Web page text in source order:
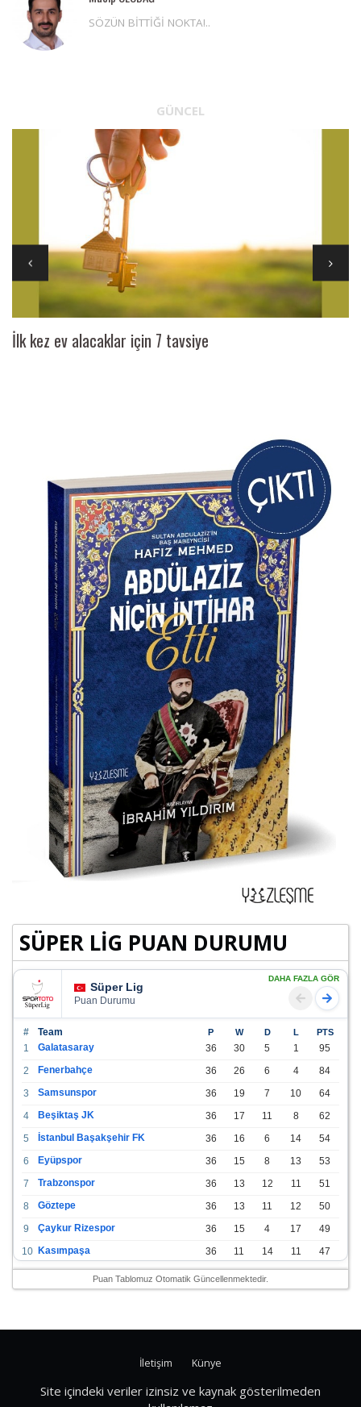
SÖZÜN BİTTİĞİ NOKTA!..
GÜNCEL
İlk kez ev alacaklar için 7 tavsiye
SÜPER LİG PUAN DURUMU
Süper Lig
Puan Durumu
DAHA FAZLA GÖR
# Team P W D L PTS
1 Galatasaray 36 30 5 1
95
2
Fenerbahçe 36 26 6 4
84
3
Samsunspor 36 19 7 10
64
4
Beşiktaş JK 36 17 11 8
62
5
İstanbul Başakşehir FK 36 16 6 14
54
6
Eyüpspor 36 15 8 13
53
7
Trabzonspor 36 13 12 11
51
8
Göztepe 36 13 11 12
50
9
Çaykur Rizespor 36 15 4 17
49
10 Kasımpaşa 36 11 14 11
47
11 Konyaspor 36 13 7 16
46
36
Bodrumspor 36 9 10 17
37
Puan Tablomuz Otomatik Güncellenmektedir.
İletişim Künye
Site içindeki veriler izinsiz ve kaynak gösterilmeden